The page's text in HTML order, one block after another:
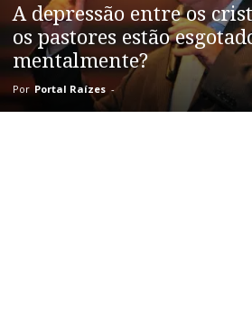
A depressão entre os
os pastores estão
mentalmente?
Por Portal Raízes -